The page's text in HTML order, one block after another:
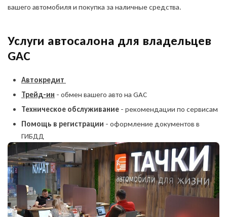
вашего автомобиля и покупка за наличные средства.
Услуги автосалона для владельцев
GAC
Автокредит
Трейд-ин - обмен вашего авто на GAC
Техническое обслуживание - рекомендации по сервисам
Помощь в регистрации - оформление документов в
ГИБДД